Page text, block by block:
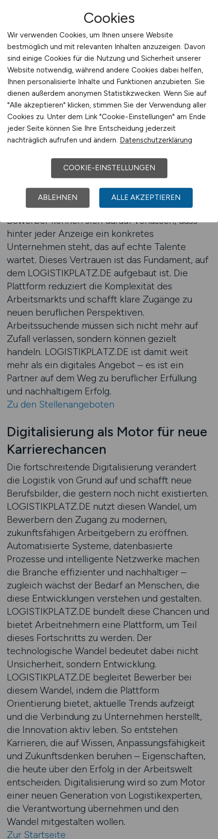
LOGISTIKPLATZ.DE als Bindeglied
zwischen Menschen und
Möglichkeiten
Erfolg in der Logistik entsteht immer durch
Zusammenarbeit. LOGISTIKPLATZ.DE versteht
sich als Bindeglied zwischen Menschen, die
Chancen bieten, und jenen, die sie nutzen
möchten. Die Plattform stellt sicher, dass
Bewerber auf Arbeitgeber treffen, die ihre
Verantwortung. Jede Interaktion auf
LOGISTIKPLATZ.DE ist darauf ausgelegt, diesen
Austausch zu fördern. Das bedeutet: weniger
anonyme Inserate, mehr reale Kommunikation.
Bewerber können sich darauf verlassen, dass
hinter jeder Anzeige ein konkretes
Unternehmen steht, das auf echte Talente
wartet. Dieses Vertrauen ist das Fundament, auf
dem LOGISTIKPLATZ.DE aufgebaut ist. Die
Plattform reduziert die Komplexität des
Arbeitsmarkts und schafft klare Zugänge zu
neuen beruflichen Perspektiven.
Arbeitssuchende müssen sich nicht mehr auf
Zufall verlassen, sondern können gezielt
handeln. LOGISTIKPLATZ.DE ist damit weit
mehr als ein digitales Angebot – es ist ein
Partner auf dem Weg zu beruflicher Erfüllung
und nachhaltigem Erfolg.
Zu den Stellenangeboten
Digitalisierung als Motor für neue
Karrierechancen
Die fortschreitende Digitalisierung verändert
die Logistik von Grund auf und schafft neue
Berufsbilder, die gestern noch nicht existierten.
LOGISTIKPLATZ.DE nutzt diesen Wandel, um
Bewerbern den Zugang zu modernen,
zukunftsfähigen Arbeitgebern zu eröffnen.
Automatisierte Systeme, datenbasierte
Prozesse und intelligente Netzwerke machen
die Branche effizienter und nachhaltiger –
zugleich wächst der Bedarf an Menschen, die
diese Entwicklungen verstehen und gestalten.
LOGISTIKPLATZ.DE bündelt diese Chancen und
bietet Arbeitnehmern eine Plattform, um Teil
dieses Fortschritts zu werden. Der
technologische Wandel bedeutet dabei nicht
Unsicherheit, sondern Entwicklung.
LOGISTIKPLATZ.DE begleitet Bewerber bei
diesem Wandel, indem die Plattform
Orientierung bietet, aktuelle Trends aufzeigt
und die Verbindung zu Unternehmen herstellt,
die Innovation aktiv leben. So entstehen
Karrieren, die auf Wissen, Anpassungsfähigkeit
und Zukunftsdenken beruhen – Eigenschaften,
die heute über den Erfolg in der Arbeitswelt
entscheiden. Digitalisierung wird so zum Motor
einer neuen Generation von Logistikexperten,
die Verantwortung übernehmen und den
Wandel mitgestalten wollen.
Zur Startseite
Cookies
Wir verwenden Cookies, um Ihnen unsere Website
bestmöglich und mit relevanten Inhalten anzuzeigen. Davon
sind einige Cookies für die Nutzung und Sicherheit unserer
Website notwendig, während andere Cookies dabei helfen,
Ihnen personalisierte Inhalte und Funktionen anzubieten. Sie
dienen außerdem anonymen Statistikzwecken. Wenn Sie auf
"Alle akzeptieren" klicken, stimmen Sie der Verwendung aller
Cookies zu. Unter dem Link "Cookie-Einstellungen" am Ende
jeder Seite können Sie Ihre Entscheidung jederzeit
nachträglich aufrufen und ändern. Datenschutzerklärung
COOKIE-EINSTELLUNGEN
ABLEHNEN ALLE AKZEPTIEREN